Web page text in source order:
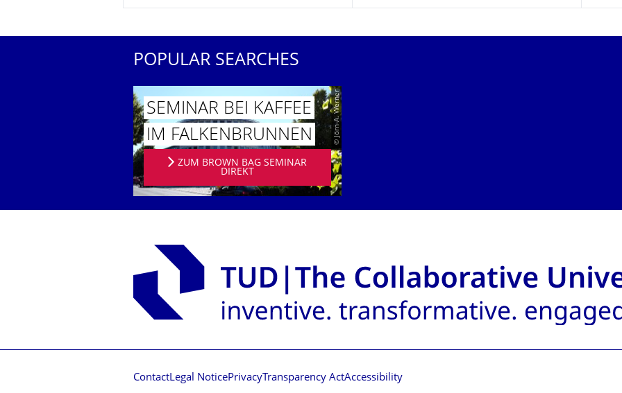
POPULAR SEARCHES
© Jörn-A. Werner
SEMINAR BEI KAFFEE
IM FALKEN­BRUNNEN
ZUM BROWN BAG SEMINAR
DIREKT
ContactLegal NoticePrivacyTransparency ActAccessibility